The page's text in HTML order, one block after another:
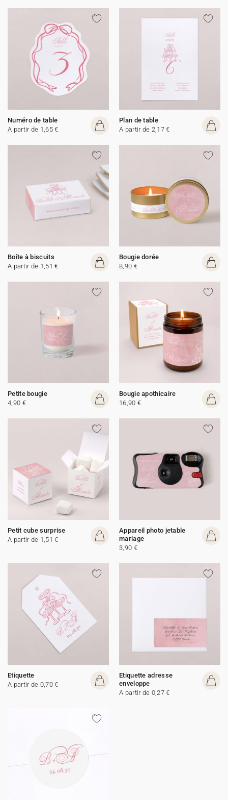
Numéro de table
A partir de 1,65 €
Plan de table
A partir de 2,17 €
Boîte à biscuits
A partir de 1,51 €
Bougie dorée
8,90 €
Petite bougie
4,90 €
Bougie apothicaire
16,90 €
Petit cube surprise
A partir de 1,51 €
Appareil photo jetable
mariage
3,90 €
Etiquette
A partir de 0,70 €
Etiquette adresse
enveloppe
A partir de 0,27 €